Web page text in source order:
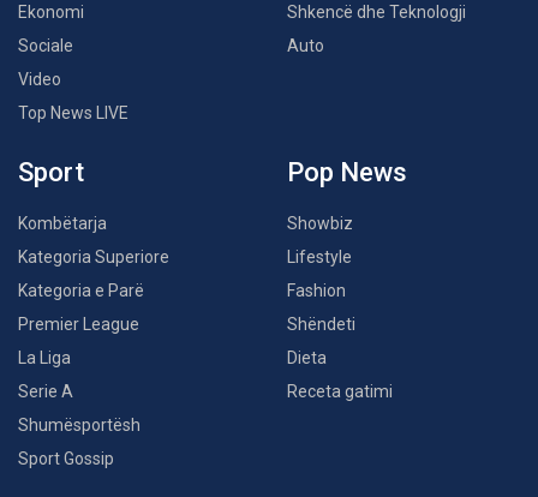
Ekonomi
Sociale
Video
Top News LIVE
Shkencë dhe Teknologji
Auto
Sport
Kombëtarja
Kategoria Superiore
Kategoria e Parë
Premier League
La Liga
Serie A
Shumësportësh
Sport Gossip
Pop News
Showbiz
Lifestyle
Fashion
Shëndeti
Dieta
Receta gatimi